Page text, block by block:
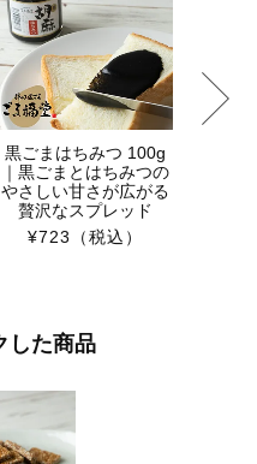
黒ごまはちみつ 100g
｜黒ごまとはちみつの
やさしい甘さが広がる
贅沢なスプレッド
¥723
（税込）
した商品